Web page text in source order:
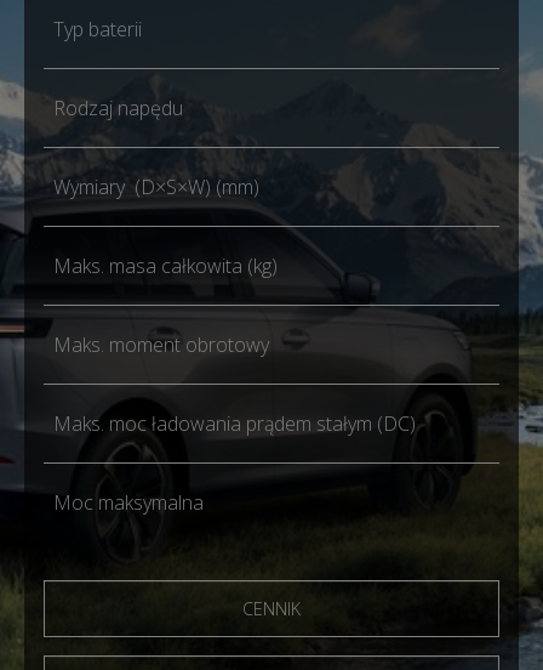
Typ baterii
Rodzaj napędu
Wymiary (D×S×W) (mm)
Maks. masa całkowita (kg)
Maks. moment obrotowy
Maks. moc ładowania prądem stałym (DC)
Moc maksymalna
CENNIK